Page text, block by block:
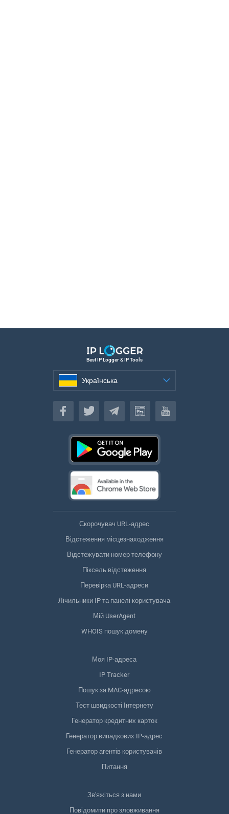
Best IP Logger & IP Tools
Українська
Українська
Скорочувач URL-адрес
Відстеження місцезнаходження
Відстежувати номер телефону
Піксель відстеження
Перевірка URL-адреси
Лічильники IP та панелі користувача
Мій UserAgent
WHOIS пошук домену
Моя IP-адреса
IP Tracker
Пошук за MAC-адресою
Тест швидкості Інтернету
Генератор кредитних карток
Генератор випадкових IP-адрес
Генератор агентів користувачів
Питання
Зв'яжіться з нами
Повідомити про зловживання